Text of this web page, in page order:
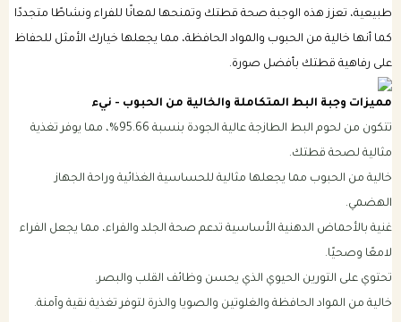
طبيعية، تعزز هذه الوجبة صحة قطتك وتمنحها لمعانًا للفراء ونشاطًا متجددًا
كما أنها خالية من الحبوب والمواد الحافظة، مما يجعلها خيارك الأمثل للحفاظ
على رفاهية قطتك بأفضل صورة.
مميزات وجبة البط المتكاملة والخالية من الحبوب - نيء
تتكون من لحوم البط الطازجة عالية الجودة بنسبة 95.66%، مما يوفر تغذية
مثالية لصحة قطتك.
خالية من الحبوب مما يجعلها مثالية للحساسية الغذائية وراحة الجهاز
الهضمي.
غنية بالأحماض الدهنية الأساسية تدعم صحة الجلد والفراء، مما يجعل الفراء
لامعًا وصحيًا.
تحتوي على التورين الحيوي الذي يحسن وظائف القلب والبصر.
خالية من المواد الحافظة والغلوتين والصويا والذرة لتوفر تغذية نقية وآمنة.